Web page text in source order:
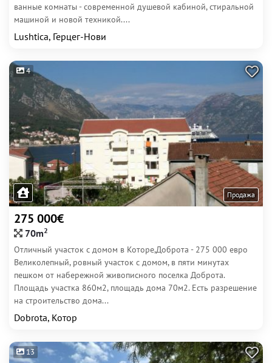
ванные комнаты - современной душевой кабиной, стиральной
машиной и новой техникой....
Lushtica, Герцег-Нови
4
Продажа
275 000€
70m2
Отличный участок с домом в Которе,Доброта - 275 000 евро
Великолепный, ровный участок с домом, в пяти минутах
пешком от набережной живописного поселка Доброта.
Площадь участка 860м2, площадь дома 70м2. Есть разрешение
на строительство дома...
Dobrota, Котор
13